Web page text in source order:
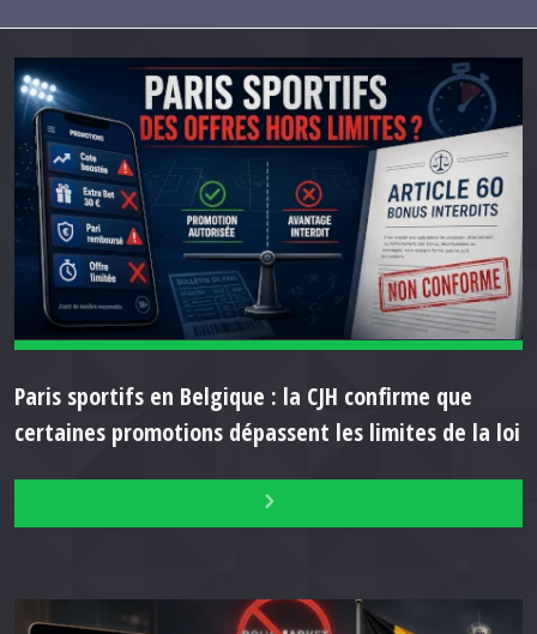
Paris sportifs en Belgique : la CJH confirme que
certaines promotions dépassent les limites de la loi